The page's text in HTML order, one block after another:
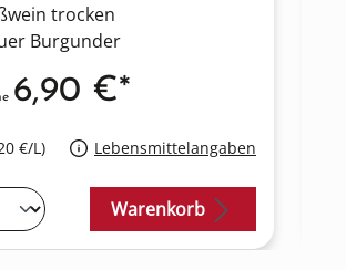
trocken
Burgunder
€/L) Lebensmittelangaben
6,90 €*
Warenkorb